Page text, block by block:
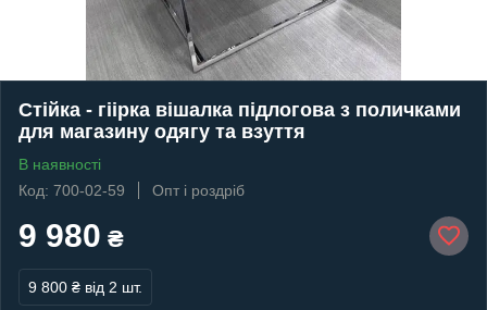
Стійка - гіірка вішалка підлогова з поличками
для магазину одягу та взуття
В наявності
Код: 700-02-59
Опт і роздріб
9 980 ₴
9 800 ₴ від 2 шт.